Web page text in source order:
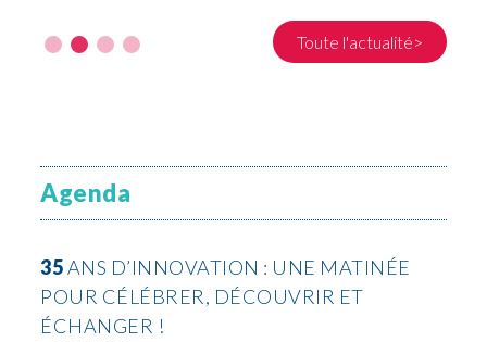
Toute l'actualité>
Agenda
35ANS D’INNOVATION : UNE MATINÉE
POUR CÉLÉBRER, DÉCOUVRIR ET
ÉCHANGER !